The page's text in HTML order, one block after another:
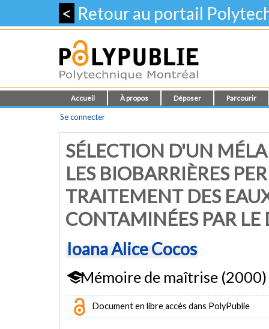
< Retour au portail
Accueil À propos Déposer Parcourir
Se connecter
SÉLECTION D'UN
LES BIOBARRIÈRES
TRAITEMENT DES
CONTAMINÉES PAR
Ioana Alice Cocos
Mémoire de maîtrise (2000)
Document en libre accès dans PolyPublie